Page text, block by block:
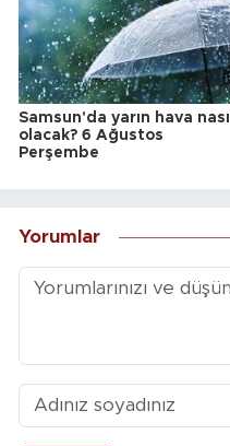
Samsun'da yarın hava nasıl
olacak? 6 Ağustos
Perşembe
Yorumlar